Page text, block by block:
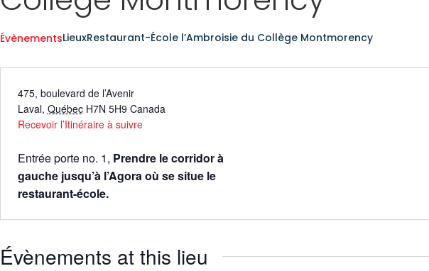
ÉvènementsLieuxRestaurant-École l’Ambroisie du Collège Montmorency
475, boulevard de l’Avenir
Laval, Québec H7N 5H9 Canada
Recevoir l’Itinéraire à suivre
Entrée porte no. 1, Prendre le corridor à
gauche jusqu’à l’Agora où se situe le
restaurant-école.
Évènements at this lieu